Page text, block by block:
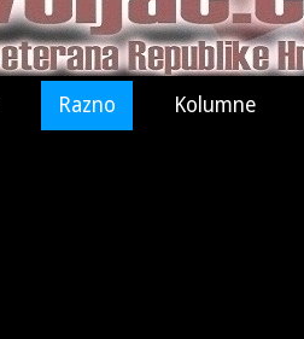
Razno Kolumne